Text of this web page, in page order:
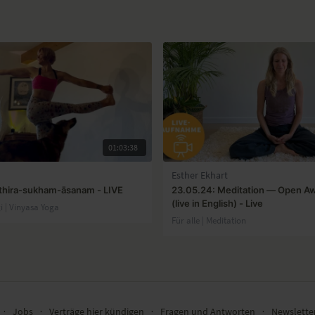
01:03:38
sukham-āsanam - LIVE
| Vinyasa Yoga
Esther Ekhart
23.05.24: Meditation — Open
(live in English) - Live
Für alle | Meditation
∙ Jobs ∙ Verträge hier kündigen ∙ Fragen und Antworten ∙